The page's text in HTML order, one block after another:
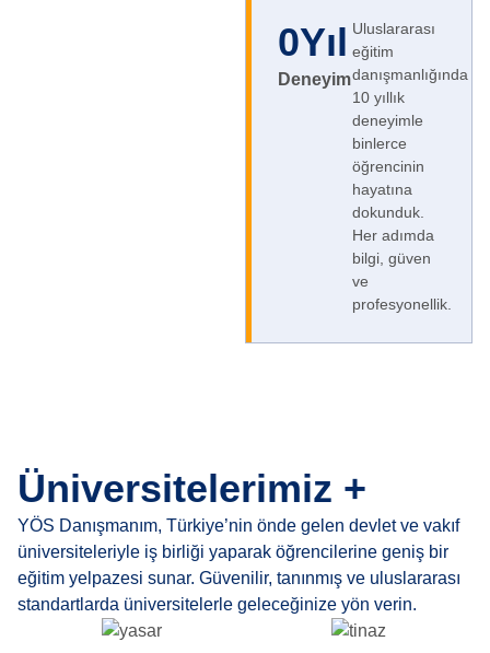
Deneyim
0Yıl Uluslararası
eğitim
danışmanlığında
10 yıllık
deneyimle
binlerce
öğrencinin
hayatına
dokunduk.
Her adımda
bilgi, güven
ve
profesyonellik.
Üniversitelerimiz +
YÖS Danışmanım, Türkiye’nin önde gelen devlet ve vakıf
üniversiteleriyle iş birliği yaparak öğrencilerine geniş bir
eğitim yelpazesi sunar. Güvenilir, tanınmış ve uluslararası
standartlarda üniversitelerle geleceğinize yön verin.